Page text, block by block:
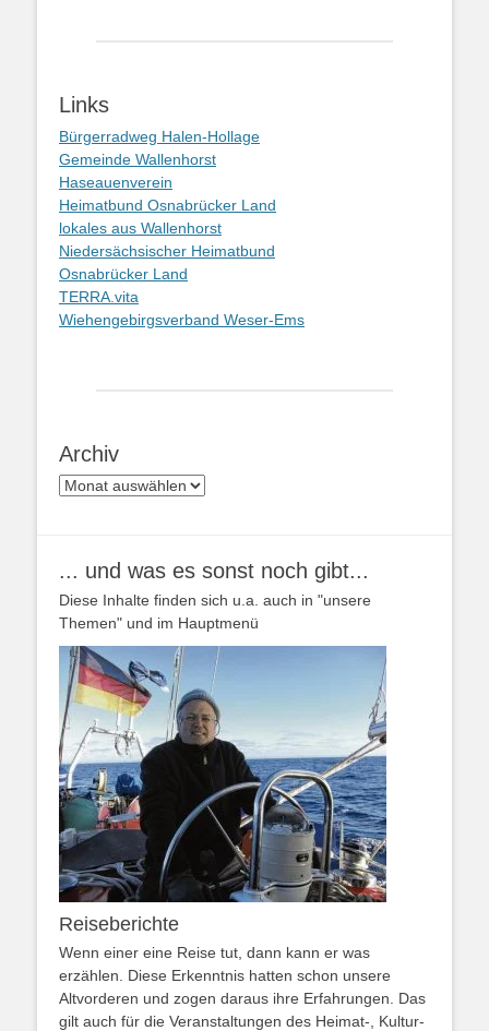
Links
Bürgerradweg Halen-Hollage
Gemeinde Wallenhorst
Haseauenverein
Heimatbund Osnabrücker Land
lokales aus Wallenhorst
Niedersächsischer Heimatbund
Osnabrücker Land
TERRA.vita
Wiehengebirgsverband Weser-Ems
Archiv
Archiv
... und was es sonst noch gibt...
Diese Inhalte finden sich u.a. auch in "unsere
Themen" und im Hauptmenü
Reiseberichte
Wenn einer eine Reise tut, dann kann er was
erzählen. Diese Erkenntnis hatten schon unsere
Altvorderen und zogen daraus ihre Erfahrungen. Das
gilt auch für die Veranstaltungen des Heimat-, Kultur-